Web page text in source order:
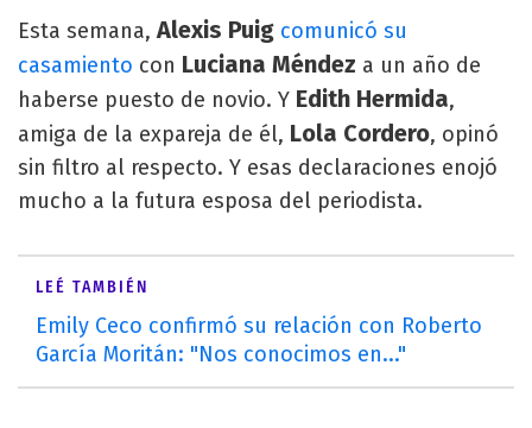
Esta semana,Alexis Puig comunicó su
casamiento con Luciana Méndez a un año de
haberse puesto de novio. Y Edith Hermida,
amiga de la expareja de él, Lola Cordero, opinó
sin filtro al respecto. Y esas declaraciones enojó
mucho a la futura esposa del periodista.
LEÉ TAMBIÉN
Emily Ceco confirmó su relación con Roberto
García Moritán: "Nos conocimos en..."